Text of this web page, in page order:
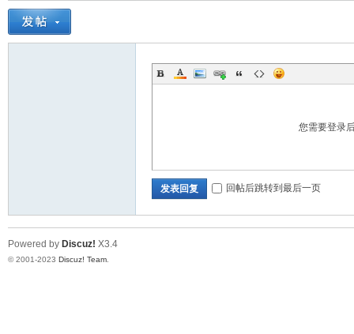
神
您需要登录
发表回复 回帖后跳转到最后一页
Powered by Discuz! X3.4
© 2001-2023 Discuz! Team